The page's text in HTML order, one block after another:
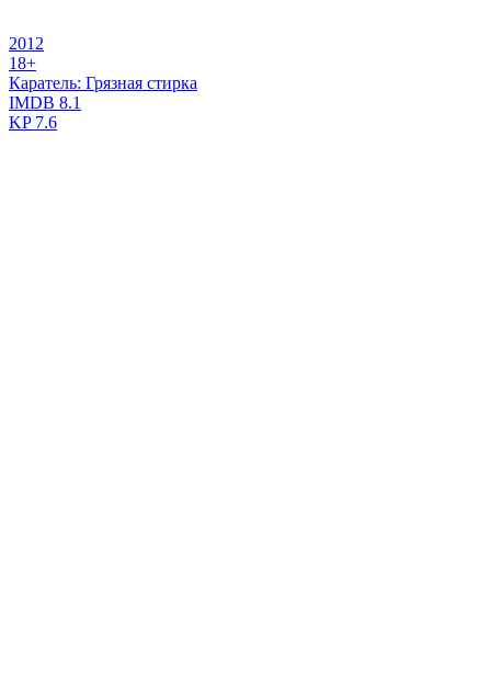
2012
18+
Каратель: Грязная стирка
IMDB 8.1
KP7.6